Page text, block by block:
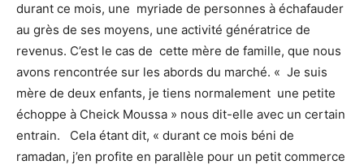
durant ce mois, une myriade de personnes à échafauder
au grès de ses moyens, une activité génératrice de
revenus. C’est le cas de cette mère de famille, que nous
avons rencontrée sur les abords du marché. « Je suis
mère de deux enfants, je tiens normalement une petite
échoppe à Cheick Moussa » nous dit-elle avec un certain
entrain. Cela étant dit, « durant ce mois béni de
ramadan, j’en profite en parallèle pour un petit commerce